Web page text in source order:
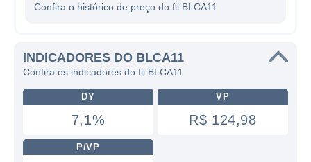
Confira o histórico de preço do fii BLCA11
INDICADORES DO BLCA11
Confira os indicadores do fii BLCA11
DY
7,1%
VP
R$ 124,98
P/VP